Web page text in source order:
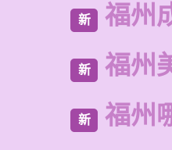
新 福州
新 福州
新 福州